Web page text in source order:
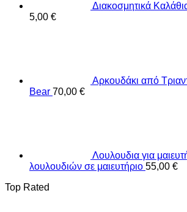
Διακοσμητικά
5,00 €
Αρκουδάκι από
Bear 70,00 €
Λουλουδια για
λουλουδιών σε μαιευτήριο 55,00 €
Top Rated